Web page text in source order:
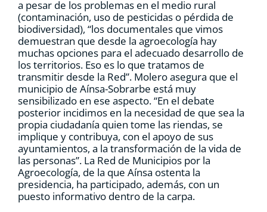
a pesar de los problemas en el medio rural
(contaminación, uso de pesticidas o pérdida de
biodiversidad), “los documentales que vimos
demuestran que desde la agroecología hay
muchas opciones para el adecuado desarrollo de
los territorios. Eso es lo que tratamos de
transmitir desde la Red”. Molero asegura que el
municipio de Aínsa-Sobrarbe está muy
sensibilizado en ese aspecto. “En el debate
posterior incidimos en la necesidad de que sea la
propia ciudadanía quien tome las riendas, se
implique y contribuya, con el apoyo de sus
ayuntamientos, a la transformación de la vida de
las personas”. La Red de Municipios por la
Agroecología, de la que Aínsa ostenta la
presidencia, ha participado, además, con un
puesto informativo dentro de la carpa.